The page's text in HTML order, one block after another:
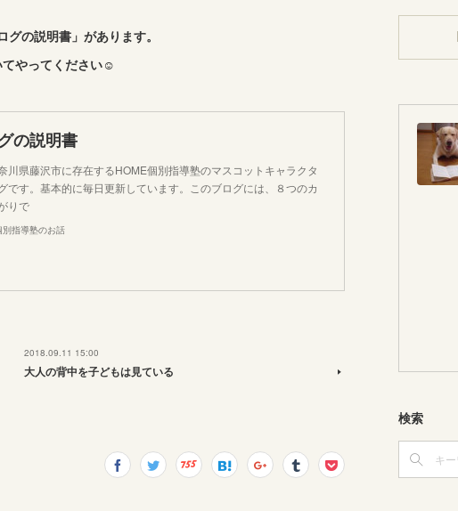
の説明書」があります。
やってください☺︎
の説明書
川県藤沢市に存在するHOME個別指導塾のマスコットキャラクタ
です。基本的に毎日更新しています。このブログには、８つのカ
りで
別指導塾のお話
2018.09.11 15:00
大人の背中を子どもは見ている
検索